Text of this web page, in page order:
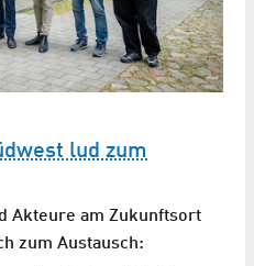
lud zum
Akteure am Zukunftsort
zum Austausch: